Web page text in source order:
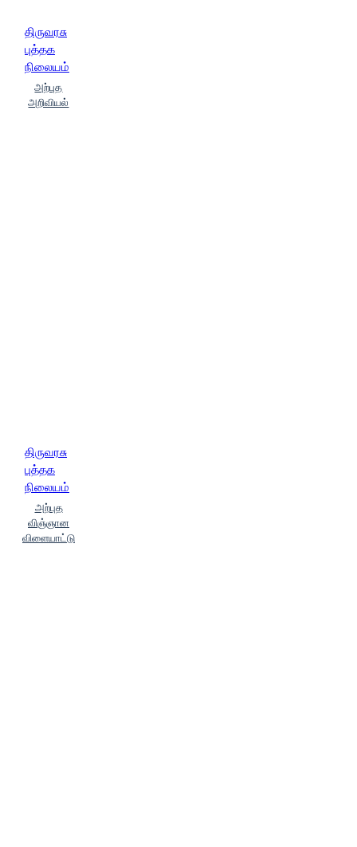
திருவரசு
புத்தக
நிலையம்
அற்புத
அறிவியல்
திருவரசு
புத்தக
நிலையம்
அற்புத
விஞ்ஞான
விளையாட்டு